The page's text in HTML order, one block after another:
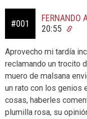
#001
FERNANDO
20:55
Aprovecho mi tardía
reclamando un trocito
muero de malsana
un rato con los genios
cosas, haberles
plumilla rosa, su